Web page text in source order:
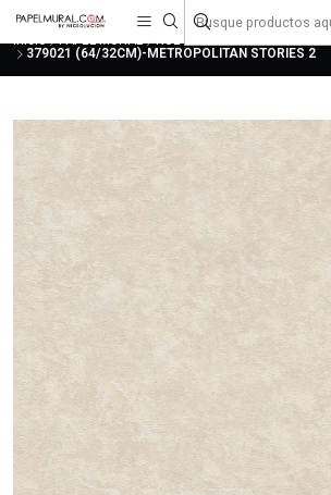
liquidaciones
Inicio PAPEL MURAL NUEVAS COLECCIONES
379021 (64/32CM)-METROPOLITAN STORIES 2